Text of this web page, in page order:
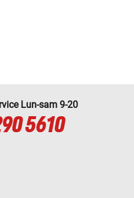
Lun-sam 9-20
5610